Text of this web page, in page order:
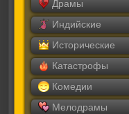
Драмы
Индийские
Исторические
Катастрофы
Комедии
Мелодрамы